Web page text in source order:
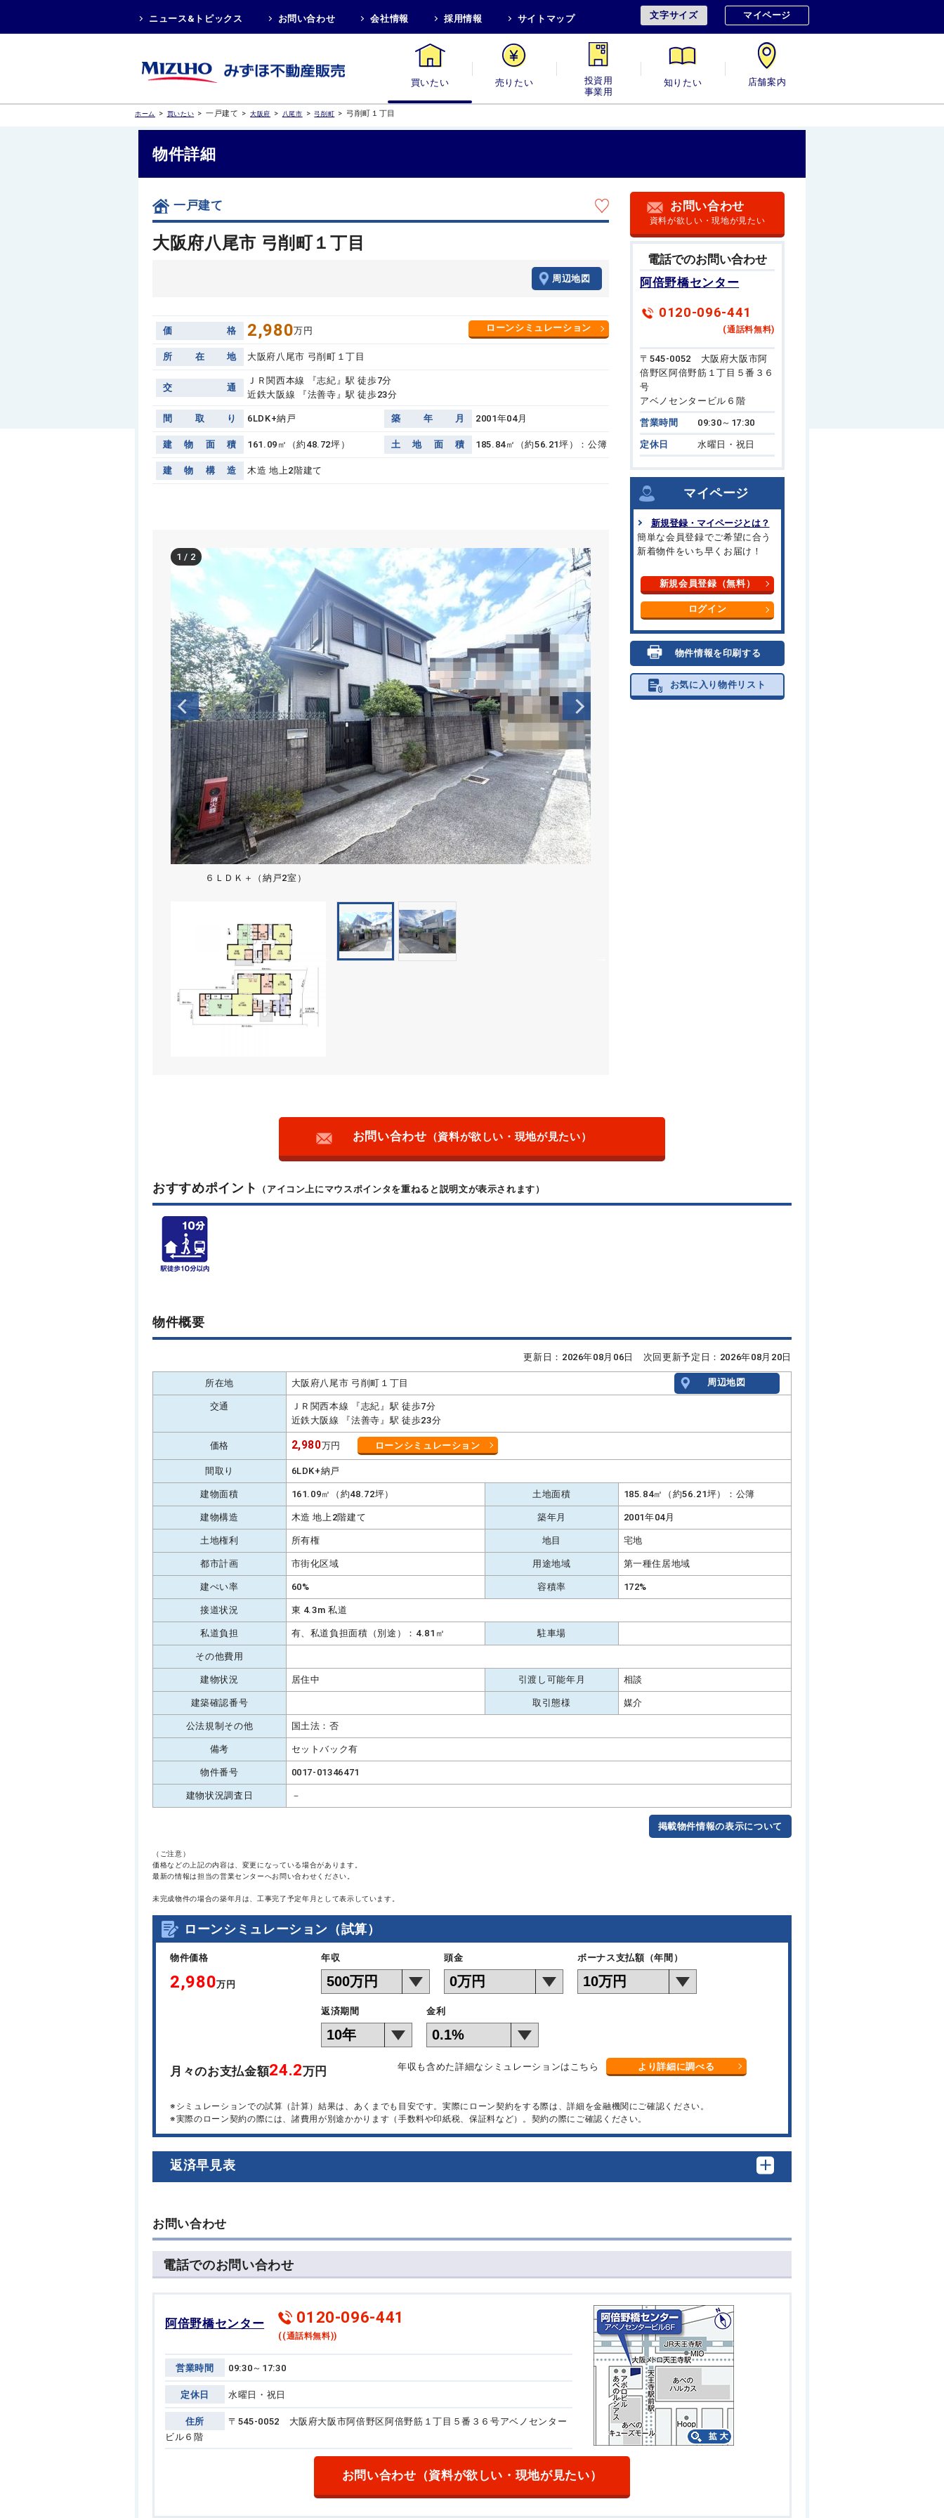
ニュース&トピックス お問い合わせ 会社情報 採用情報 サイトマップ 文字サイズ マイページ
買いたい 売りたい 投資用・事業用 知りたい 店舗案内
ホーム > 買いたい > 一戸建て > 大阪府 > 八尾市 > 弓削町 > 弓削町１丁目
物件詳細
一戸建て
大阪府八尾市 弓削町１丁目
周辺地図
価 格 2,980万円 ローンシミュレーション
所 在 地 大阪府八尾市 弓削町１丁目
交 通
ＪＲ関西本線 『志紀』駅 徒歩7分
近鉄大阪線 『法善寺』駅 徒歩23分
間 取 り 6LDK+納戸 築 年 月 2001年04月
建 物 面 積 161.09㎡（約48.72坪） 土 地 面 積 185.84㎡（約56.21坪）：公簿
建 物 構 造 木造 地上2階建て
６ＬＤＫ＋（納戸2室）
1 / 2
お問い合わせ
資料が欲しい・現地が見たい
電話でのお問い合わせ
阿倍野橋センター
0120-096-441
(通話料無料)
〒545-0052 大阪府大阪市阿
倍野区阿倍野筋１丁目５番３６
号
アベノセンタービル６階
営業時間 09:30～17:30
定休日 水曜日・祝日
マイページ
新規登録・マイページとは？
簡単な会員登録でご希望に合う
新着物件をいち早くお届け！
新規会員登録（無料）
ログイン
物件情報を印刷する
お気に入り物件リスト
お問い合わせ （資料が欲しい・現地が見たい）
おすすめポイント （アイコン上にマウスポインタを重ねると説明文が表示されます）
物件概要
更新日：2026年08月06日 次回更新予定日：2026年08月20日
所在地 大阪府八尾市 弓削町１丁目 周辺地図
交通
ＪＲ関西本線 『志紀』駅 徒歩7分
近鉄大阪線 『法善寺』駅 徒歩23分
価格 2,980万円 ローンシミュレーション
間取り 6LDK+納戸
建物面積 161.09㎡（約48.72坪） 土地面積 185.84㎡（約56.21坪）：公簿
建物構造 木造 地上2階建て 築年月 2001年04月
土地権利 所有権 地目 宅地
都市計画 市街化区域 用途地域 第一種住居地域
建ぺい率 60% 容積率 172%
接道状況 東 4.3m 私道
私道負担 有、私道負担面積（別途）：4.81㎡ 駐車場
その他費用
建物状況 居住中 引渡し可能年月 相談
建築確認番号 取引態様 媒介
公法規制その他 国土法：否
備考 セットバック有
物件番号 0017-01346471
建物状況調査日 －
掲載物件情報の表示について
（ご注意）
価格などの上記の内容は、変更になっている場合があります。
最新の情報は担当の営業センターへお問い合わせください。
未完成物件の場合の築年月は、工事完了予定年月として表示しています。
ローンシミュレーション（試算）
物件価格
2,980万円
年収 頭金 ボーナス支払額（年間）
返済期間 金利
月々のお支払金額24.2万円 年収も含めた詳細なシミュレーションはこちら より詳細に調べる
※シミュレーションでの試算（計算）結果は、あくまでも目安です。実際にローン契約をする際は、詳細を金融機関にご確認ください。
※実際のローン契約の際には、諸費用が別途かかります（手数料や印紙税、保証料など）。契約の際にご確認ください。
返済早見表
お問い合わせ
電話でのお問い合わせ
阿倍野橋センター 0120-096-441
((通話料無料))
営業時間 09:30～17:30
定休日 水曜日・祝日
住所 〒545-0052 大阪府大阪市阿倍野区阿倍野筋１丁目５番３６号アベノセンター
ビル６階
お問い合わせ （資料が欲しい・現地が見たい）